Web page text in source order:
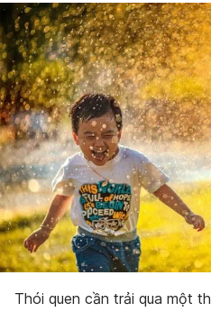
Thói quen cần trải qua một